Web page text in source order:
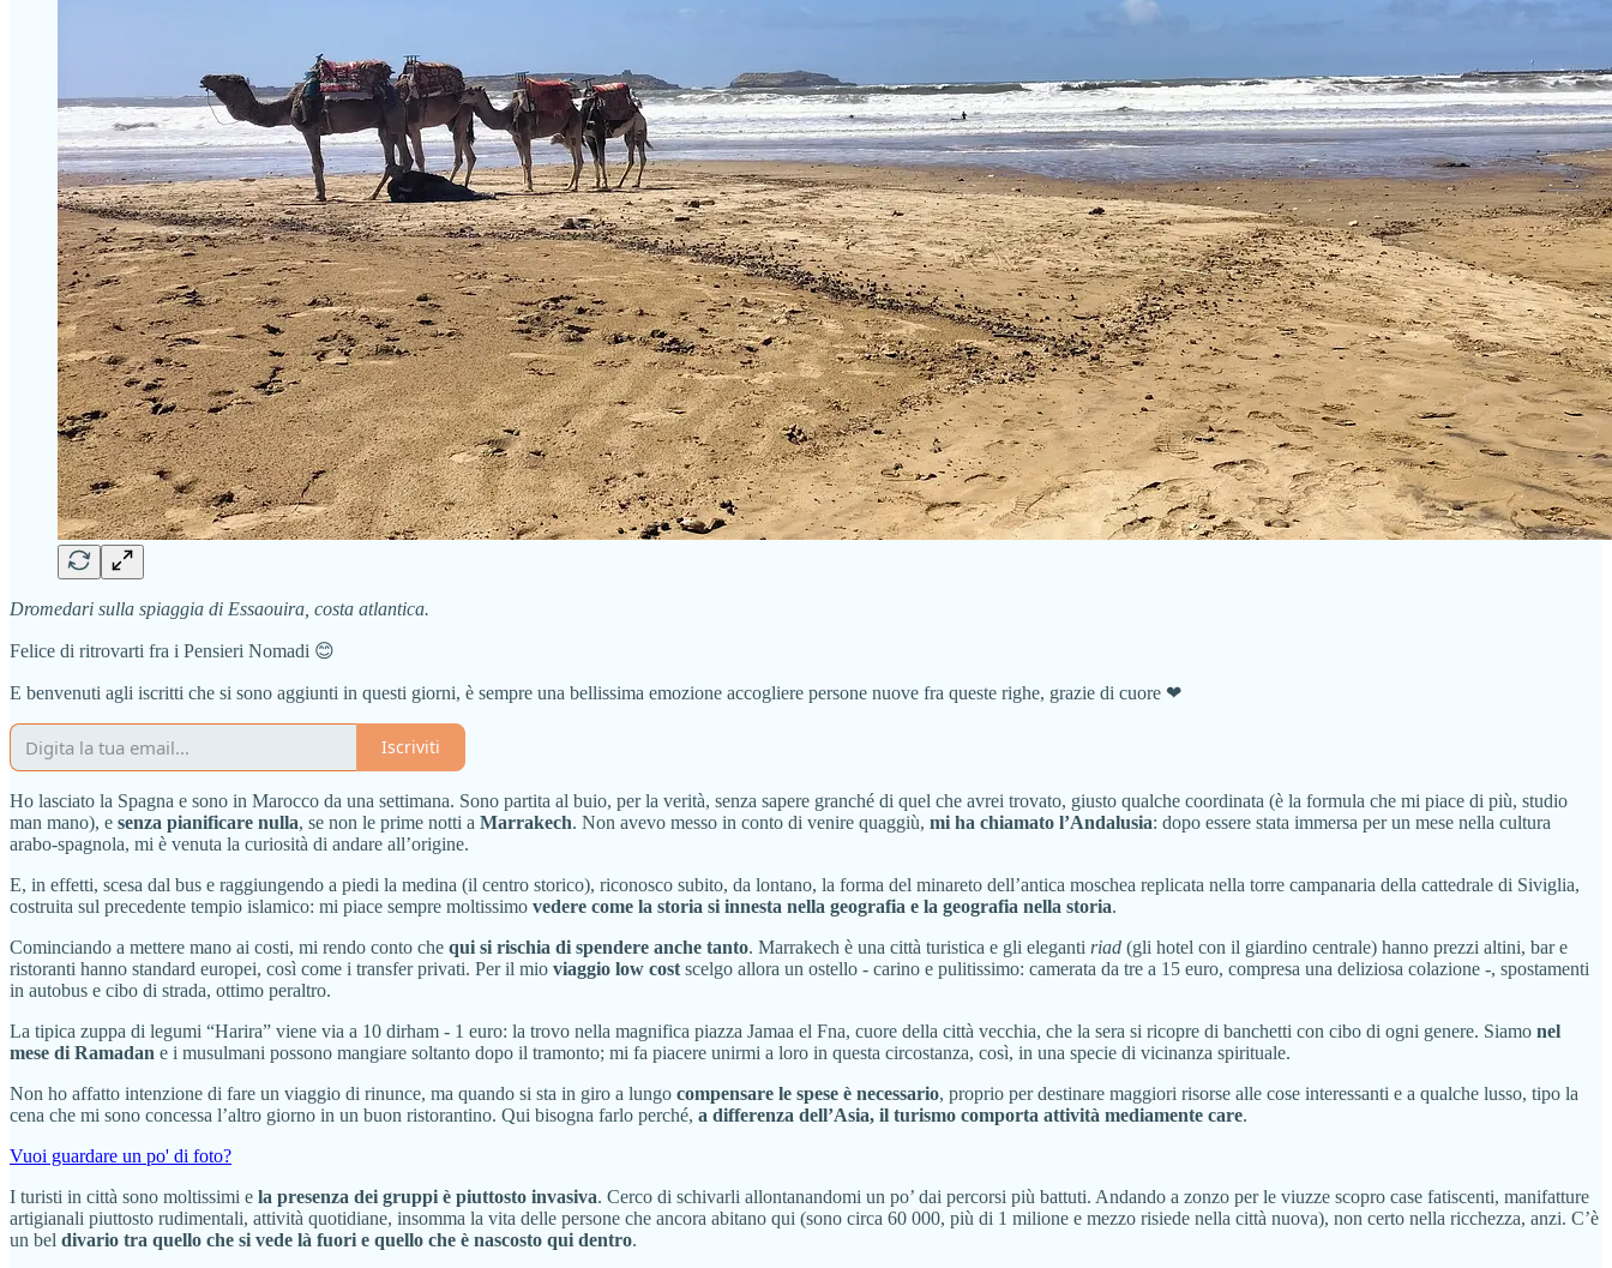
Dromedari sulla spiaggia di Essaouira, costa atlantica.
Felice di ritrovarti fra i Pensieri Nomadi 😊
E benvenuti agli iscritti che si sono aggiunti in questi giorni, è sempre una bellissima emozione accogliere persone nuove fra queste righe, grazie di cuore ❤
Iscriviti
Ho lasciato la Spagna e sono in Marocco da una settimana. Sono partita al buio, per la verità, senza sapere granché di quel che avrei trovato, giusto qualche coordinata (è la formula che mi piace di più, studio
man mano), e senza pianificare nulla, se non le prime notti a Marrakech. Non avevo messo in conto di venire quaggiù, mi ha chiamato l’Andalusia: dopo essere stata immersa per un mese nella cultura
arabo-spagnola, mi è venuta la curiosità di andare all’origine.
E, in effetti, scesa dal bus e raggiungendo a piedi la medina (il centro storico), riconosco subito, da lontano, la forma del minareto dell’antica moschea replicata nella torre campanaria della cattedrale di Siviglia,
costruita sul precedente tempio islamico: mi piace sempre moltissimo vedere come la storia si innesta nella geografia e la geografia nella storia.
Cominciando a mettere mano ai costi, mi rendo conto che qui si rischia di spendere anche tanto. Marrakech è una città turistica e gli eleganti riad (gli hotel con il giardino centrale) hanno prezzi altini, bar e
ristoranti hanno standard europei, così come i transfer privati. Per il mio viaggio low cost scelgo allora un ostello - carino e pulitissimo: camerata da tre a 15 euro, compresa una deliziosa colazione -, spostamenti
in autobus e cibo di strada, ottimo peraltro.
La tipica zuppa di legumi “Harira” viene via a 10 dirham - 1 euro: la trovo nella magnifica piazza Jamaa el Fna, cuore della città vecchia, che la sera si ricopre di banchetti con cibo di ogni genere. Siamo nel
mese di Ramadan e i musulmani possono mangiare soltanto dopo il tramonto; mi fa piacere unirmi a loro in questa circostanza, così, in una specie di vicinanza spirituale.
Non ho affatto intenzione di fare un viaggio di rinunce, ma quando si sta in giro a lungo compensare le spese è necessario, proprio per destinare maggiori risorse alle cose interessanti e a qualche lusso, tipo la
cena che mi sono concessa l’altro giorno in un buon ristorantino. Qui bisogna farlo perché, a differenza dell’Asia, il turismo comporta attività mediamente care.
Vuoi guardare un po' di foto?
I turisti in città sono moltissimi e la presenza dei gruppi è piuttosto invasiva. Cerco di schivarli allontanandomi un po’ dai percorsi più battuti. Andando a zonzo per le viuzze scopro case fatiscenti, manifatture
artigianali piuttosto rudimentali, attività quotidiane, insomma la vita delle persone che ancora abitano qui (sono circa 60 000, più di 1 milione e mezzo risiede nella città nuova), non certo nella ricchezza, anzi. C’è
un bel divario tra quello che si vede là fuori e quello che è nascosto qui dentro.